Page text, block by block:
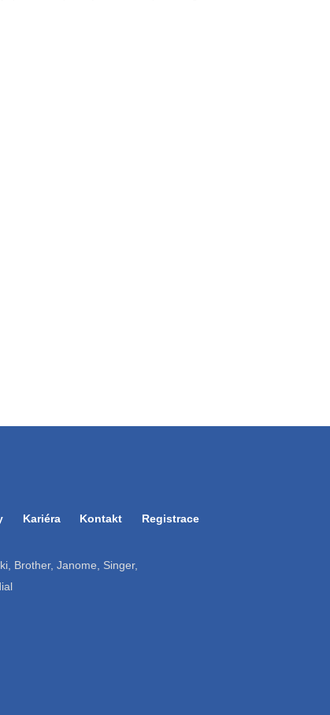
Kariéra Kontakt Registrace
Brother, Janome, Singer,